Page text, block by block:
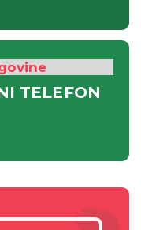
TELEFON